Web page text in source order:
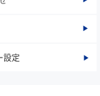
設定